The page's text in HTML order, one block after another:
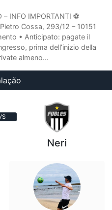
– INFO IMPORTANTI ⚽️
Cossa, 293/12 – 10151
• Anticipato: pagate il
prima dell’inizio della
almeno...
Neri